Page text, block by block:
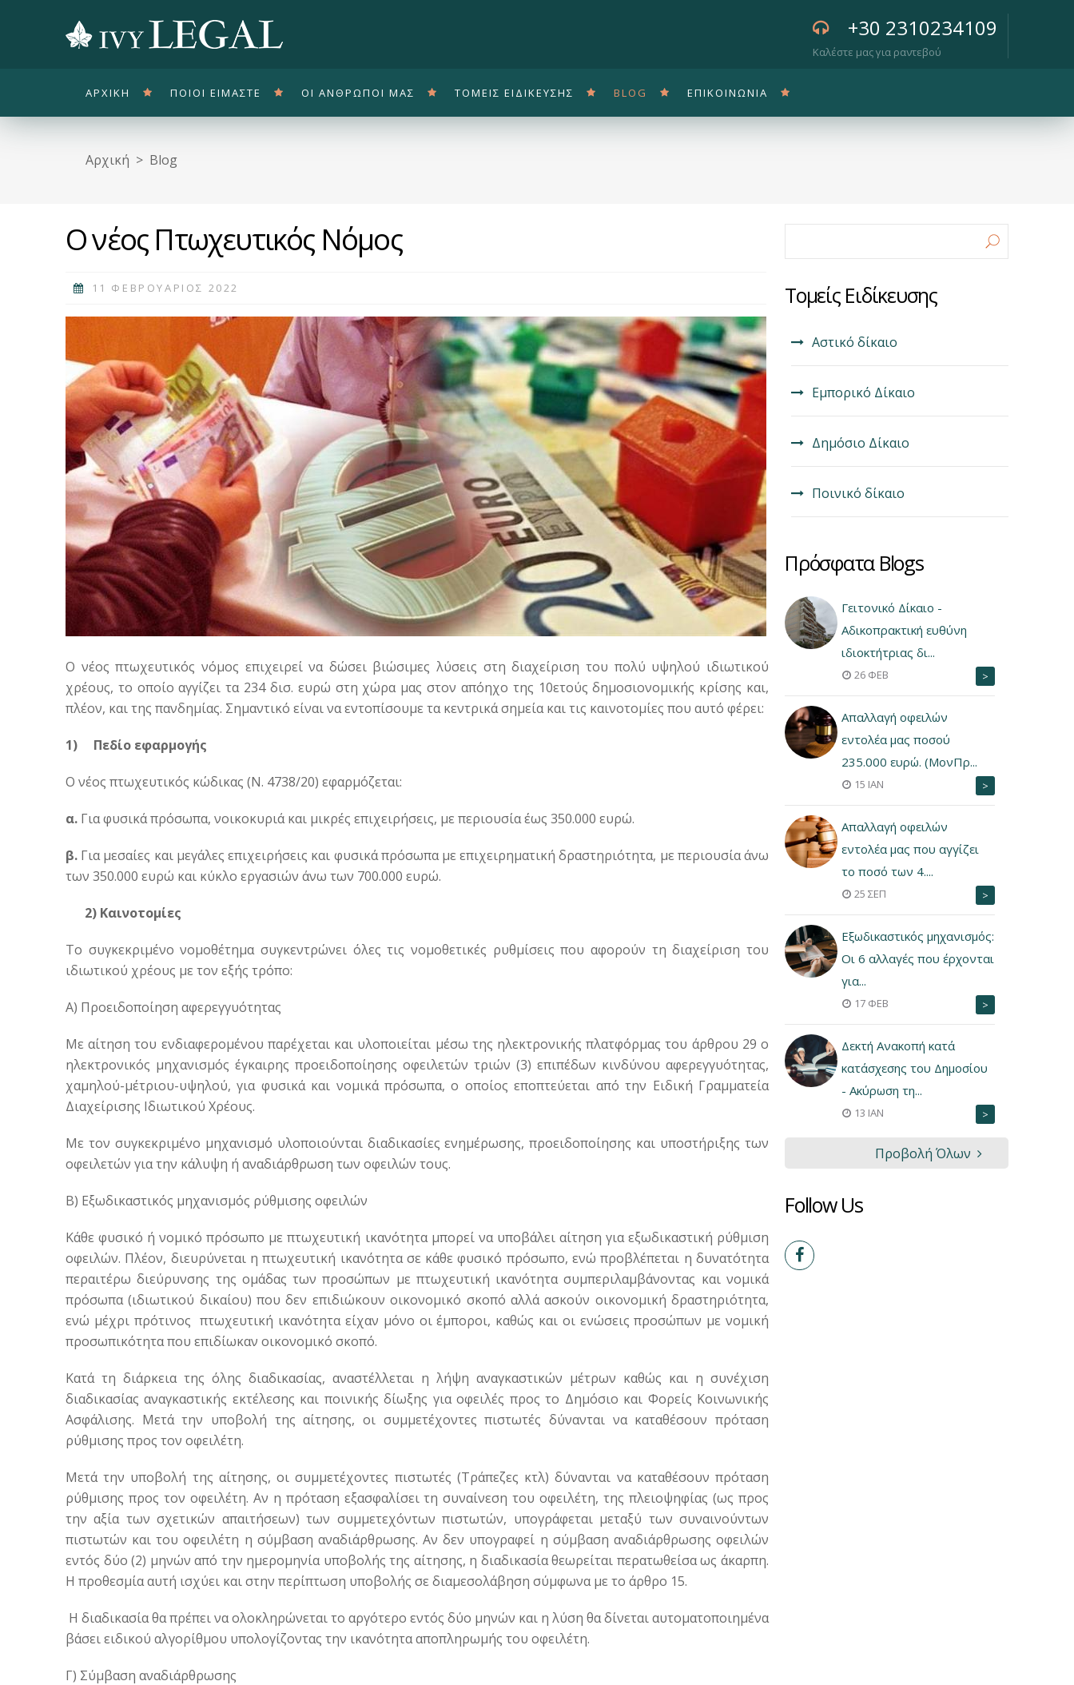
+30 2310234109
Καλέστε μας για ραντεβού
ΑΡΧΙΚΗ ΠΟΙΟΙ ΕΙΜΑΣΤΕ ΟΙ ΑΝΘΡΩΠΟΙ ΜΑΣ ΤΟΜΕΙΣ ΕΙΔΙΚΕΥΣΗΣ BLOG ΕΠΙΚΟΙΝΩΝΙΑ
Αρχική Blog
O νέος Πτωχευτικός Νόμος
11 ΦΕΒΡΟΥΑΡΙΟΣ 2022
Ο νέος πτωχευτικός νόμος επιχειρεί να δώσει βιώσιμες λύσεις στη διαχείριση του πολύ υψηλού ιδιωτικού
χρέους, το οποίο αγγίζει τα 234 δισ. ευρώ στη χώρα μας στον απόηχο της 10ετούς δημοσιονομικής κρίσης και,
πλέον, και της πανδημίας. Σημαντικό είναι να εντοπίσουμε τα κεντρικά σημεία και τις καινοτομίες που αυτό φέρει:
1) Πεδίο εφαρμογής
Ο νέος πτωχευτικός κώδικας (N. 4738/20) εφαρμόζεται:
α. Για φυσικά πρόσωπα, νοικοκυριά και μικρές επιχειρήσεις, με περιουσία έως 350.000 ευρώ.
β. Για μεσαίες και μεγάλες επιχειρήσεις και φυσικά πρόσωπα με επιχειρηματική δραστηριότητα, με περιουσία άνω
των 350.000 ευρώ και κύκλο εργασιών άνω των 700.000 ευρώ.
2) Καινοτομίες
Το συγκεκριμένο νομοθέτημα συγκεντρώνει όλες τις νομοθετικές ρυθμίσεις που αφορούν τη διαχείριση του
ιδιωτικού χρέους με τον εξής τρόπο:
Α) Προειδοποίηση αφερεγγυότητας
Με αίτηση του ενδιαφερομένου παρέχεται και υλοποιείται μέσω της ηλεκτρονικής πλατφόρμας του άρθρου 29 ο
ηλεκτρονικός μηχανισμός έγκαιρης προειδοποίησης οφειλετών τριών (3) επιπέδων κινδύνου αφερεγγυότητας,
χαμηλού-μέτριου-υψηλού, για φυσικά και νομικά πρόσωπα, ο οποίος εποπτεύεται από την Ειδική Γραμματεία
Διαχείρισης Ιδιωτικού Χρέους.
Με τον συγκεκριμένο μηχανισμό υλοποιούνται διαδικασίες ενημέρωσης, προειδοποίησης και υποστήριξης των
οφειλετών για την κάλυψη ή αναδιάρθρωση των οφειλών τους.
Β) Εξωδικαστικός μηχανισμός ρύθμισης οφειλών
Κάθε φυσικό ή νομικό πρόσωπο με πτωχευτική ικανότητα μπορεί να υποβάλει αίτηση για εξωδικαστική ρύθμιση
οφειλών. Πλέον, διευρύνεται η πτωχευτική ικανότητα σε κάθε φυσικό πρόσωπο, ενώ προβλέπεται η δυνατότητα
περαιτέρω διεύρυνσης της ομάδας των προσώπων με πτωχευτική ικανότητα συμπεριλαμβάνοντας και νομικά
πρόσωπα (ιδιωτικού δικαίου) που δεν επιδιώκουν οικονομικό σκοπό αλλά ασκούν οικονομική δραστηριότητα,
ενώ μέχρι πρότινος πτωχευτική ικανότητα είχαν μόνο οι έμποροι, καθώς και οι ενώσεις προσώπων με νομική
προσωπικότητα που επιδίωκαν οικονομικό σκοπό.
Κατά τη διάρκεια της όλης διαδικασίας, αναστέλλεται η λήψη αναγκαστικών μέτρων καθώς και η συνέχιση
διαδικασίας αναγκαστικής εκτέλεσης και ποινικής δίωξης για οφειλές προς το Δημόσιο και Φορείς Κοινωνικής
Ασφάλισης. Μετά την υποβολή της αίτησης, οι συμμετέχοντες πιστωτές δύνανται να καταθέσουν πρόταση
ρύθμισης προς τον οφειλέτη.
Μετά την υποβολή της αίτησης, οι συμμετέχοντες πιστωτές (Τράπεζες κτλ) δύνανται να καταθέσουν πρόταση
ρύθμισης προς τον οφειλέτη. Αν η πρόταση εξασφαλίσει τη συναίνεση του οφειλέτη, της πλειοψηφίας (ως προς
την αξία των σχετικών απαιτήσεων) των συμμετεχόντων πιστωτών, υπογράφεται μεταξύ των συναινούντων
πιστωτών και του οφειλέτη η σύμβαση αναδιάρθρωσης. Αν δεν υπογραφεί η σύμβαση αναδιάρθρωσης οφειλών
εντός δύο (2) μηνών από την ημερομηνία υποβολής της αίτησης, η διαδικασία θεωρείται περατωθείσα ως άκαρπη.
Η προθεσμία αυτή ισχύει και στην περίπτωση υποβολής σε διαμεσολάβηση σύμφωνα με το άρθρο 15.
Η διαδικασία θα πρέπει να ολοκληρώνεται το αργότερο εντός δύο μηνών και η λύση θα δίνεται αυτοματοποιημένα
βάσει ειδικού αλγορίθμου υπολογίζοντας την ικανότητα αποπληρωμής του οφειλέτη.
Γ) Σύμβαση αναδιάρθρωσης
Φόρμα αναζήτησης
Τομείς Ειδίκευσης
Αστικό δίκαιο
Εμπορικό Δίκαιο
Δημόσιο Δίκαιο
Ποινικό δίκαιο
Πρόσφατα Blogs
Γειτονικό Δίκαιο -
Αδικοπρακτική ευθύνη
ιδιοκτήτριας δι...
26 ΦΕΒ >
Aπαλλαγή οφειλών
εντολέα μας ποσού
235.000 ευρώ. (ΜονΠρ...
15 ΙΑΝ >
Aπαλλαγή οφειλών
εντολέα μας που αγγίζει
το ποσό των 4....
25 ΣΕΠ >
Εξωδικαστικός μηχανισμός:
Οι 6 αλλαγές που έρχονται
για...
17 ΦΕΒ >
Δεκτή Ανακοπή κατά
κατάσχεσης του Δημοσίου
- Ακύρωση τη...
13 ΙΑΝ >
Προβολή Όλων
Follow Us